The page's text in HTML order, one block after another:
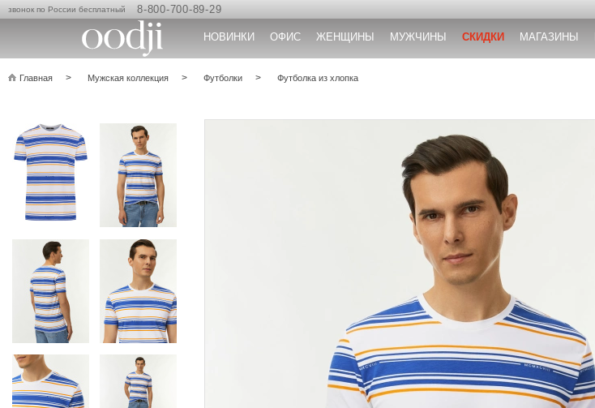
звонок по России бесплатный 8-800-700-89-29
НОВИНКИ ОФИС ЖЕНЩИНЫ МУЖЧИНЫ СКИДКИ МАГАЗИНЫ
Главная Мужская коллекция Футболки Футболка из хлопка